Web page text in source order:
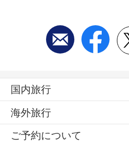
国内旅行
海外旅行
ご予約について